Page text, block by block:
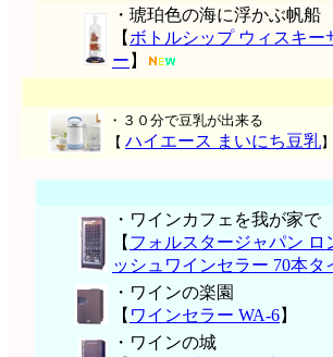
・琥珀色の海に浮かぶ帆船
【 ボトルシップ ウィスキー
ー 】
・３０分で豆乳が出来る
【 ハイエース まいにち豆乳】
・ワインカフェを我が家で
【 フォルスタージャパン ロ
ッシュワインセラー 70本タ
・ワインの楽園
【 ワインセラー WA-6】
・ワインの城